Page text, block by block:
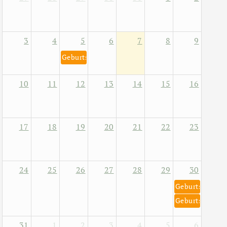
3 4 5
Geburtstag von Helene Fischer 5. August 1984
6 7 8 9
10 11 12 13 14 15 16
17 18 19 20 21 22 23
24 25 26 27 28 29 30
Geburtstag
Geburtstag